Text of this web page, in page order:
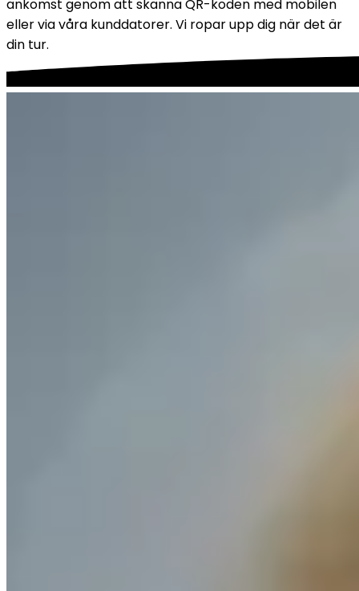
ankomst genom att skanna QR-koden med mobilen
eller via våra kunddatorer. Vi ropar upp dig när det är
din tur.